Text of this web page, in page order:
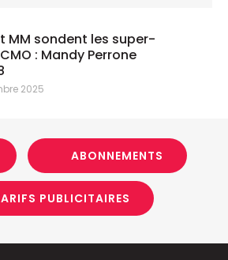
MM sondent les super-
: Mandy Perrone
2025
ABONNEMENTS
PUBLICITAIRES